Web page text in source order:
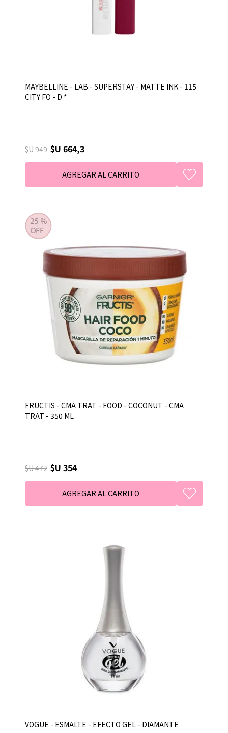
MAYBELLINE - LAB - SUPERSTAY - MATTE INK - 115
CITY FO - D *
$U 949 $U 664,3
FRUCTIS - CMA TRAT - FOOD - COCONUT - CMA
TRAT - 350 ML
$U 472 $U 354
VOGUE - ESMALTE - EFECTO GEL - DIAMANTE